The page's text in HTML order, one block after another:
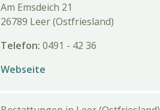
Am Emsdeich 21
26789 Leer (Ostfriesland)
Telefon: 0491 - 42 36
Webseite